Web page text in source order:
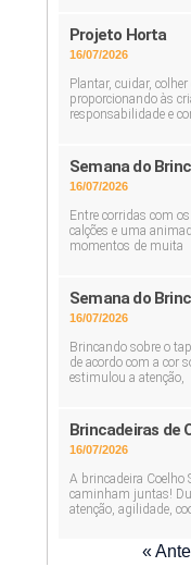
Projeto Horta
16/07/2026
Plantar, cuidar,
proporcionando às
responsabilidade e
Semana do
16/07/2026
Entre corridas com
calções e uma
momentos de muita
Semana do
16/07/2026
Brincando sobre o
de acordo com a cor
estimulou a atenção,
Brincadeiras de
16/07/2026
A brincadeira Coelho
caminham juntas!
atenção, agilidade,
«